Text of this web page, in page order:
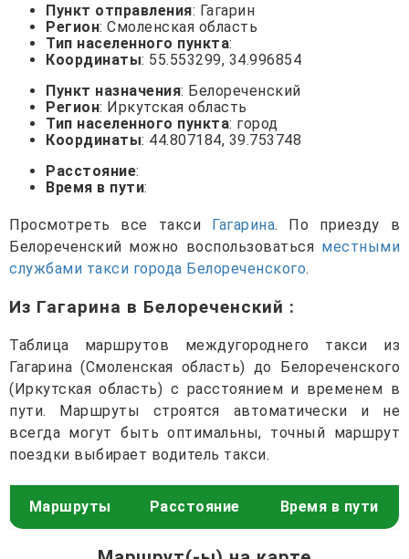
Пункт отправления: Гагарин
Регион: Смоленская область
Тип населенного пункта:
Координаты: 55.553299, 34.996854
Пункт назначения: Белореченский
Регион: Иркутская область
Тип населенного пункта: город
Координаты: 44.807184, 39.753748
Расстояние:
Время в пути:
Просмотреть все такси Гагарина. По приезду в
Белореченский можно воспользоваться местными
службами такси города Белореченского.
Из Гагарина в Белореченский :
Таблица маршрутов междугороднего такси из
Гагарина (Смоленская область) до Белореченского
(Иркутская область) с расстоянием и временем в
пути. Маршруты строятся автоматически и не
всегда могут быть оптимальны, точный маршрут
поездки выбирает водитель такси.
Маршруты Расстояние Время в пути